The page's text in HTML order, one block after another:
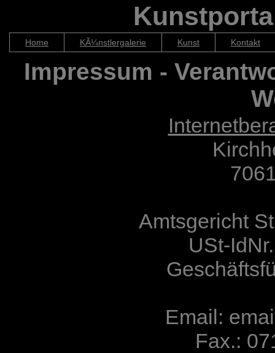
Home KÃ¼nstlergalerie Kunst Kontakt
Impressum -
Amtsgericht
USt-
Email:
Fax.: